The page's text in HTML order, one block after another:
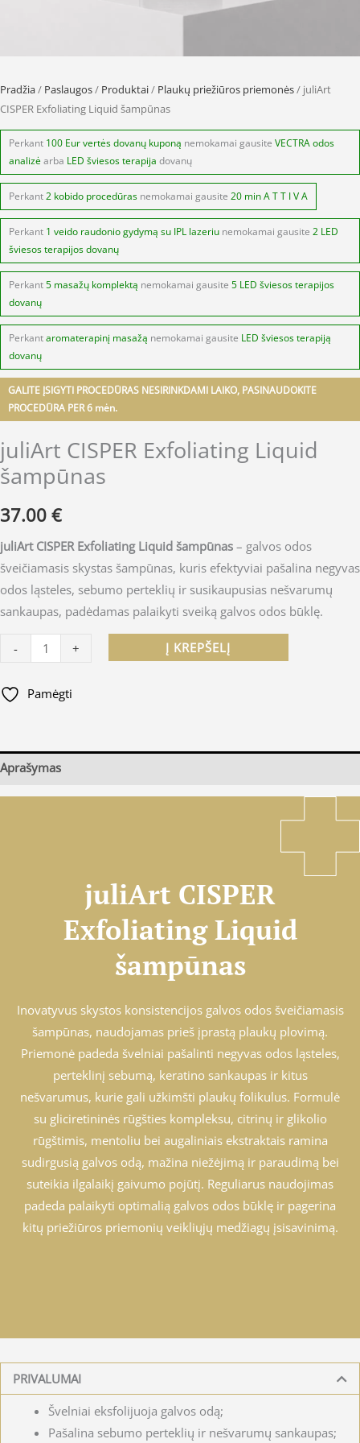
Pradžia/ Paslaugos/ Produktai/ Plaukų priežiūros priemonės/ juliArt
CISPER Exfoliating Liquid šampūnas
Perkant 100 Eur vertės dovanų kuponą nemokamai gausite VECTRA odos
analizė arba LED šviesos terapija dovanų
Perkant2 kobido procedūras nemokamai gausite 20 min A T T I V A
Perkant 1 veido raudonio gydymą su IPL lazeriu nemokamai gausite 2 LED
šviesos terapijos dovanų
Perkant5 masažų komplektą nemokamai gausite 5 LED šviesos terapijos
dovanų
Perkantaromaterapinį masažą nemokamai gausite LED šviesos terapiją
dovanų
GALITE ĮSIGYTI PROCEDŪRAS NESIRINKDAMI LAIKO, PASINAUDOKITE
PROCEDŪRA PER 6 mėn.
juliArt CISPER Exfoliating Liquid
šampūnas
37.00 €
juliArt CISPER Exfoliating Liquid šampūnas – galvos odos
šveičiamasis skystas šampūnas, kuris efektyviai pašalina negyvas
odos ląsteles, sebumo perteklių ir susikaupusias nešvarumų
sankaupas, padėdamas palaikyti sveiką galvos odos būklę.
- + Į KREPŠELĮ
Pamėgti
Aprašymas
juliArt CISPER
Exfoliating Liquid
šampūnas
Inovatyvus skystos konsistencijos galvos odos šveičiamasis
šampūnas, naudojamas prieš įprastą plaukų plovimą.
Priemonė padeda švelniai pašalinti negyvas odos ląsteles,
perteklinį sebumą, keratino sankaupas ir kitus
nešvarumus, kurie gali užkimšti plaukų folikulus. Formulė
su gliciretininės rūgšties kompleksu, citrinų ir glikolio
rūgštimis, mentoliu bei augaliniais ekstraktais ramina
sudirgusią galvos odą, mažina niežėjimą ir paraudimą bei
suteikia ilgalaikį gaivumo pojūtį. Reguliarus naudojimas
padeda palaikyti optimalią galvos odos būklę ir pagerina
kitų priežiūros priemonių veikliųjų medžiagų įsisavinimą.
PRIVALUMAI
Švelniai eksfolijuoja galvos odą;
Pašalina sebumo perteklių ir nešvarumų sankaupas;